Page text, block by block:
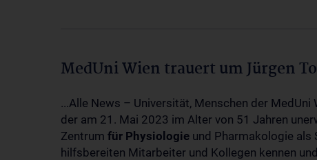
MedUni Wien trauert um Jürgen
...Alle News – Universität, Menschen der
der am 21. Mai 2023 im Alter von 51 Jahren
Zentrum für Physiologie und Pharmakologie als
hilfsbereiten Mitarbeiter und Kollegen kennen